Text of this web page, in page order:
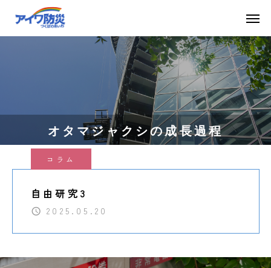
オタマジャクシの成長過程
コラム
自由研究3
2025.05.20